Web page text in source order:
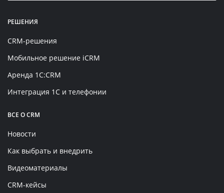
РЕШЕНИЯ
CRM-решения
Мобильное решение iCRM
Аренда 1C:CRM
Интеграция 1С и телефонии
ВСЕ О CRM
Новости
Как выбрать и внедрить
Видеоматериалы
CRM-кейсы